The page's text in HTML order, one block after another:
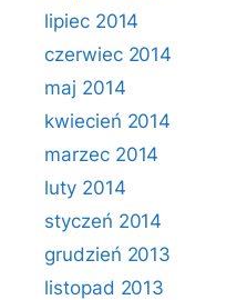
lipiec 2014
czerwiec 2014
maj 2014
kwiecień 2014
marzec 2014
luty 2014
styczeń 2014
grudzień 2013
listopad 2013